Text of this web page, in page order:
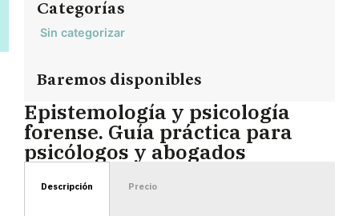
Categorías
Sin categorizar
Baremos disponibles
Epistemología y psicología
forense. Guía práctica para
psicólogos y abogados
Descripción Precio